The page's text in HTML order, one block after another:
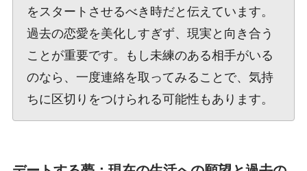
をスタートさせるべき時だと伝えています。
過去の恋愛を美化しすぎず、現実と向き合う
ことが重要です。もし未練のある相手がいる
のなら、一度連絡を取ってみることで、気持
ちに区切りをつけられる可能性もあります。